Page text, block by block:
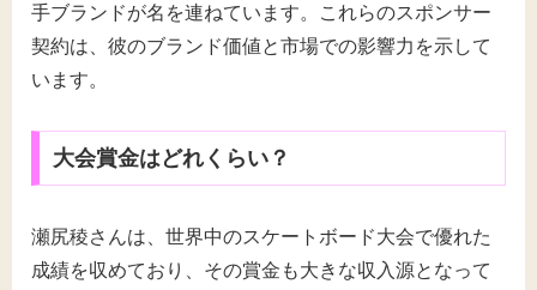
手ブランドが名を連ねています。これらのスポンサー
契約は、彼のブランド価値と市場での影響力を示して
います。
大会賞金はどれくらい？
瀬尻稜さんは、世界中のスケートボード大会で優れた
成績を収めており、その賞金も大きな収入源となって